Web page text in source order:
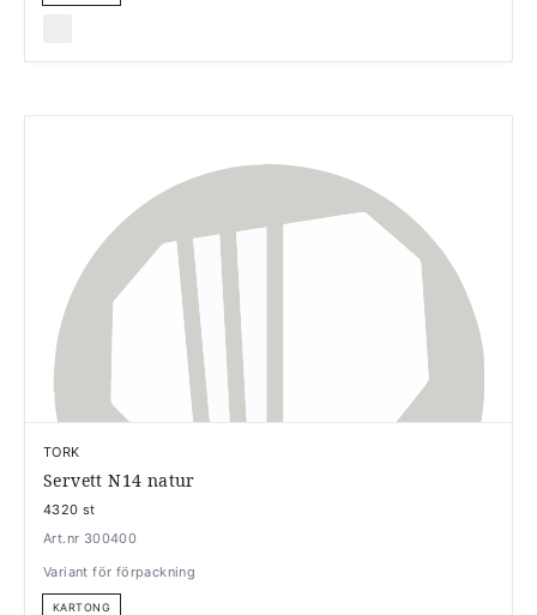
TORK
Servett N14 natur
4320 st
Art.nr 300400
Variant för förpackning
KARTONG